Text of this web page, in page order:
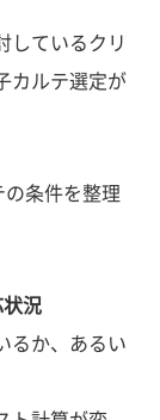
しているクリ
カルテ選定が
条件を整理
状況
るか、あるい